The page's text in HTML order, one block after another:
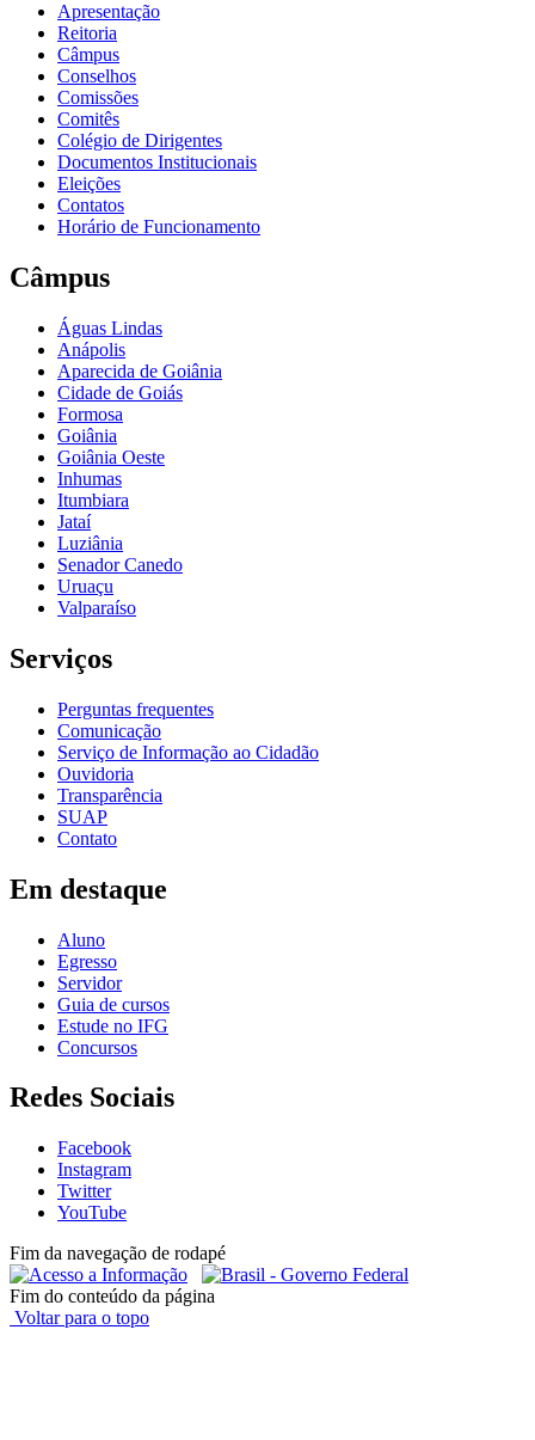
Apresentação
Reitoria
Câmpus
Conselhos
Comissões
Comitês
Colégio de Dirigentes
Documentos Institucionais
Eleições
Contatos
Horário de Funcionamento
Câmpus
Águas Lindas
Anápolis
Aparecida de Goiânia
Cidade de Goiás
Formosa
Goiânia
Goiânia Oeste
Inhumas
Itumbiara
Jataí
Luziânia
Senador Canedo
Uruaçu
Valparaíso
Serviços
Perguntas frequentes
Comunicação
Serviço de Informação ao Cidadão
Ouvidoria
Transparência
SUAP
Contato
Em destaque
Aluno
Egresso
Servidor
Guia de cursos
Estude no IFG
Concursos
Redes Sociais
Facebook
Instagram
Twitter
YouTube
Fim da navegação de rodapé
Fim do conteúdo da página
Voltar para o topo